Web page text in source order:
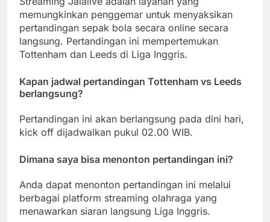
memungkinkan penggemar untuk menyaksikan
pertandingan sepak bola secara online secara
langsung. Pertandingan ini mempertemukan
Tottenham dan Leeds di Liga Inggris.
Kapan jadwal pertandingan Tottenham vs Leeds
berlangsung?
Pertandingan ini akan berlangsung pada dini hari,
kick off dijadwalkan pukul 02.00 WIB.
Dimana saya bisa menonton pertandingan ini?
Anda dapat menonton pertandingan ini melalui
berbagai platform streaming olahraga yang
menawarkan siaran langsung Liga Inggris.